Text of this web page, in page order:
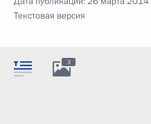
Текстовая версия
3